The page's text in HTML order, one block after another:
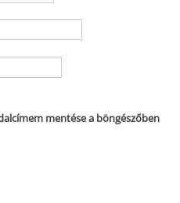
mentése a böngészőben